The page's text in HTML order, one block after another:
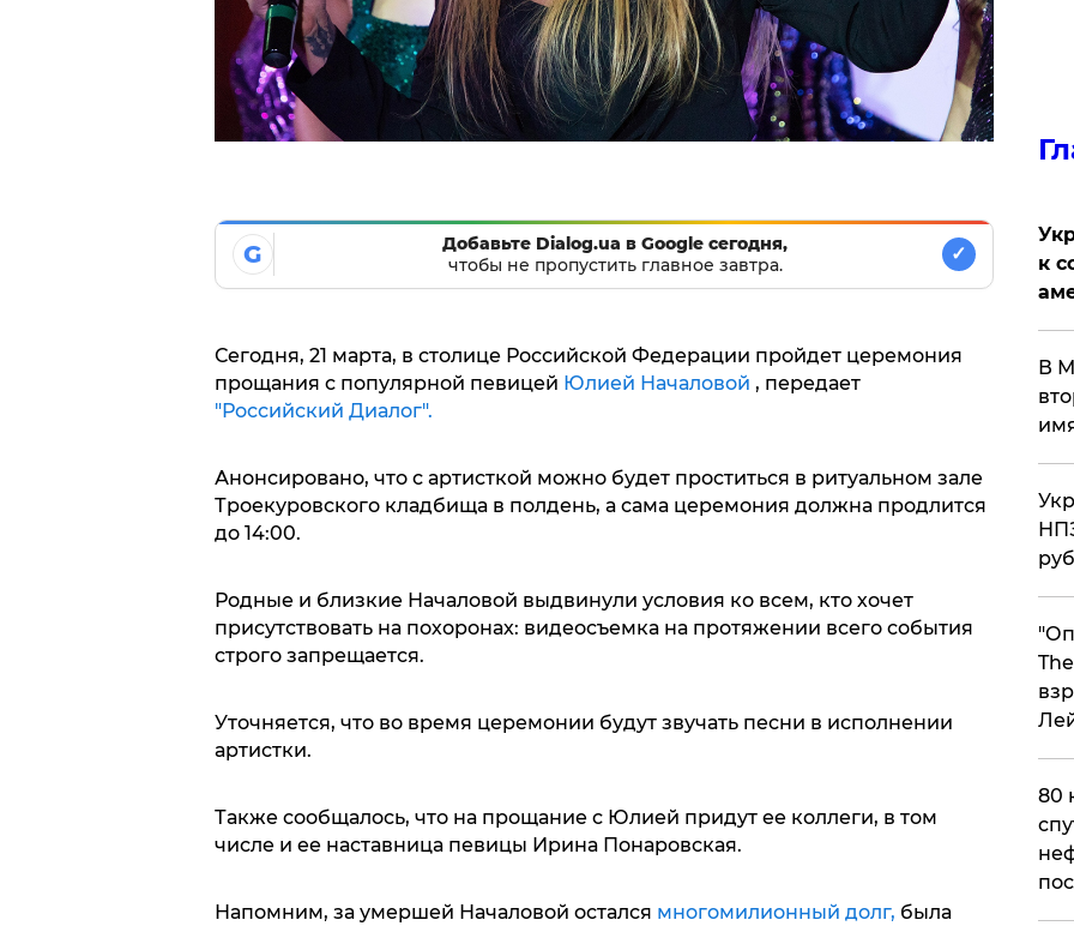
G
Добавьте Dialog.ua в Google сегодня,
чтобы не пропустить главное завтра.
✓
Сегодня, 21 марта, в столице Российской Федерации пройдет церемония
прощания с популярной певицей Юлией Началовой , передает
"Российский Диалог".
Анонсировано, что с артисткой можно будет проститься в ритуальном зале
Троекуровского кладбища в полдень, а сама церемония должна продлится
до 14:00.
Родные и близкие Началовой выдвинули условия ко всем, кто хочет
присутствовать на похоронах: видеосъемка на протяжении всего события
строго запрещается.
Уточняется, что во время церемонии будут звучать песни в исполнении
артистки.
Также сообщалось, что на прощание с Юлией придут ее коллеги, в том
числе и ее наставница певицы Ирина Понаровская.
Напомним, за умершей Началовой остался многомилионный долг, была
к
В
80